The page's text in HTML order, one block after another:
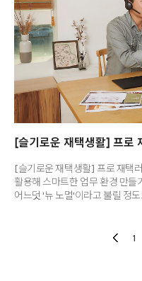
[슬기로운 재택생활] 프로 재택
활용해 스마트한 업무 환경 만들
어느덧 '뉴 노멀'이라고 불릴 정
근무도 점점 확산될 것이라고
현상이 아닙니다. 비대면 근무
1